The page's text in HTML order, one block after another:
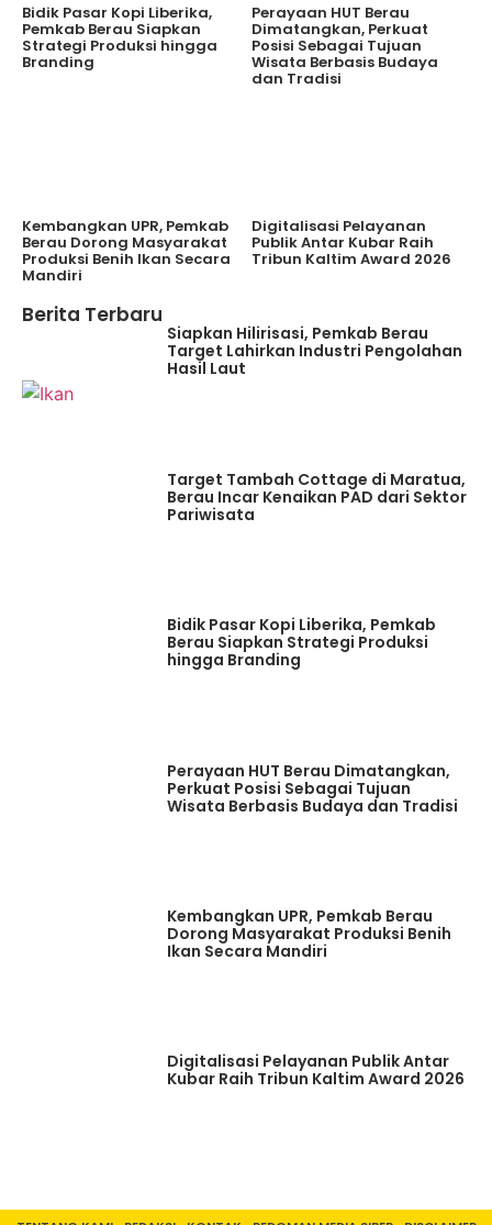
Bidik Pasar Kopi Liberika,
Pemkab Berau Siapkan
Strategi Produksi hingga
Branding
Perayaan HUT Berau
Dimatangkan, Perkuat
Posisi Sebagai Tujuan
Wisata Berbasis Budaya
dan Tradisi
Kembangkan UPR, Pemkab
Berau Dorong Masyarakat
Produksi Benih Ikan Secara
Mandiri
Digitalisasi Pelayanan
Publik Antar Kubar Raih
Tribun Kaltim Award 2026
Berita Terbaru
Siapkan Hilirisasi, Pemkab Berau
Target Lahirkan Industri Pengolahan
Hasil Laut
Target Tambah Cottage di Maratua,
Berau Incar Kenaikan PAD dari Sektor
Pariwisata
Bidik Pasar Kopi Liberika, Pemkab
Berau Siapkan Strategi Produksi
hingga Branding
Perayaan HUT Berau Dimatangkan,
Perkuat Posisi Sebagai Tujuan
Wisata Berbasis Budaya dan Tradisi
Kembangkan UPR, Pemkab Berau
Dorong Masyarakat Produksi Benih
Ikan Secara Mandiri
Digitalisasi Pelayanan Publik Antar
Kubar Raih Tribun Kaltim Award 2026